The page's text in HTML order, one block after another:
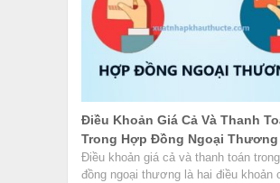
Điều Khoản Giá Cả Và Thanh
Trong Hợp Đồng Ngoại Thương
Điều khoản giá cả và thanh toán
đồng ngoại thương là hai điều khoản